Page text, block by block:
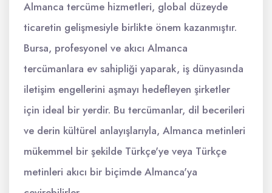
Almanca tercüme hizmetleri, global düzeyde
ticaretin gelişmesiyle birlikte önem kazanmıştır.
Bursa, profesyonel ve akıcı Almanca
tercümanlara ev sahipliği yaparak, iş dünyasında
iletişim engellerini aşmayı hedefleyen şirketler
için ideal bir yerdir. Bu tercümanlar, dil becerileri
ve derin kültürel anlayışlarıyla, Almanca metinleri
mükemmel bir şekilde Türkçe'ye veya Türkçe
metinleri akıcı bir biçimde Almanca'ya